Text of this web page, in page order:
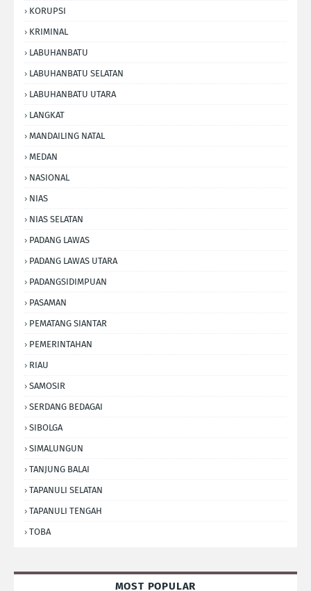
KORUPSI
KRIMINAL
LABUHANBATU
LABUHANBATU SELATAN
LABUHANBATU UTARA
LANGKAT
MANDAILING NATAL
MEDAN
NASIONAL
NIAS
NIAS SELATAN
PADANG LAWAS
PADANG LAWAS UTARA
PADANGSIDIMPUAN
PASAMAN
PEMATANG SIANTAR
PEMERINTAHAN
RIAU
SAMOSIR
SERDANG BEDAGAI
SIBOLGA
SIMALUNGUN
TANJUNG BALAI
TAPANULI SELATAN
TAPANULI TENGAH
TOBA
MOST POPULAR